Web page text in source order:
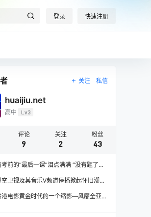
登录 快速注册
关注 私信
huaijiu.net
高中 Lv3
评论
9
关注
2
粉丝
43
考前的“最后一课”泪点满满 “没有题了，
空卫视及其音乐V频道停播掀起怀旧潮，
港电影黄金时代的一个缩影—风靡全亚